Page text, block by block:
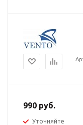
990 руб.
Уточняйте